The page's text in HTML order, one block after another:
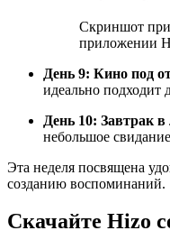
Скриншот
приложении
День 9: Кино под
идеально подходит
День 10: Завтрак
небольшое
Эта неделя посвящена
созданию воспоминаний.
Скачайте Hizo